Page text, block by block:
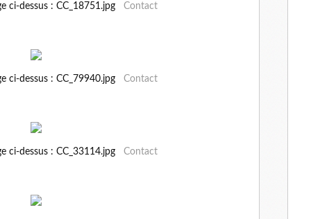
ci-dessus : CC_18751.jpg Contact
ci-dessus : CC_79940.jpg Contact
ci-dessus : CC_33114.jpg Contact